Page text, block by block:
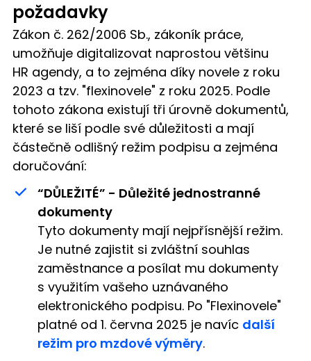
požadavky
Zákon č. 262/2006 Sb., zákoník práce,
umožňuje digitalizovat naprostou většinu
HR agendy, a to zejména díky novele z roku
2023 a tzv. "flexinovele" z roku 2025. Podle
tohoto zákona existují tři úrovně dokumentů,
které se liší podle své důležitosti a mají
částečně odlišný režim podpisu a zejména
doručování:
“DŮLEŽITÉ” - Důležité jednostranné
dokumenty
Tyto dokumenty mají nejpřísnější režim.
Je nutné zajistit si zvláštní souhlas
zaměstnance a posílat mu dokumenty
s využitím vašeho uznávaného
elektronického podpisu. Po "Flexinovele"
platné od 1. června 2025 je navíc další
režim pro mzdové výměry.